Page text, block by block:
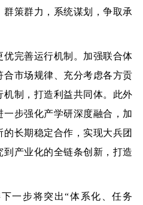
策群力，系统谋划，争取承
完善运行机制。加强联合体
市场规律、充分考虑各方贡
制，打造利益共同体。此外
步强化产学研深度融合，加
长期稳定合作，实现大兵团
产业化的全链条创新，打造
步将突出“体系化、任务